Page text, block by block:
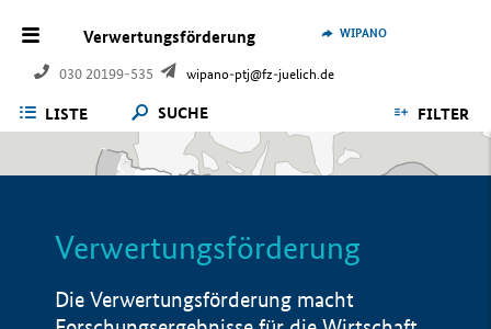
Verwertungsförderung
030 20199-535 wipano-ptj@fz-juelich.de
WIPANO
LISTE SUCHE FILTER
Verwertungsförderung
Die Verwertungsförderung macht